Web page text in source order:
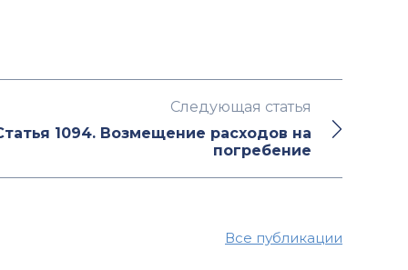
Следующая статья
1094. Возмещение расходов на
погребение
Все публикации